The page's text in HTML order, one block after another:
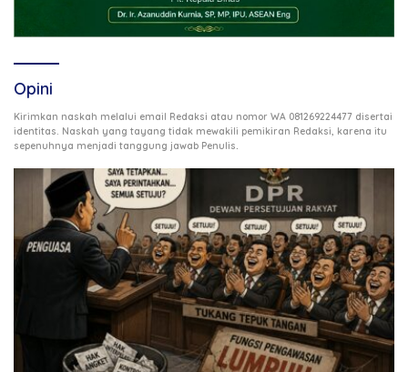
Opini
Kirimkan naskah melalui email Redaksi atau nomor WA 081269224477 disertai
identitas. Naskah yang tayang tidak mewakili pemikiran Redaksi, karena itu
sepenuhnya menjadi tanggung jawab Penulis